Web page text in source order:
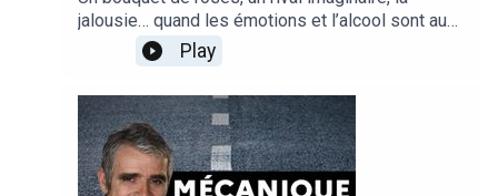
jalousie… quand les émotions et l’alcool sont au
volant, il n’y a plus vraiment de conducteur. Avec
Fabrice Drouelle et son invité, suivez la journée
chaotique et dramatique d’un homme dépassé par
ses tourments intérieurs.Récit : Fabrice
DrouelleInvité : Stéphane Buffat, médecin,
directeur du laboratoire d’accidentologie de
biomécanique et du comportement humain
Play